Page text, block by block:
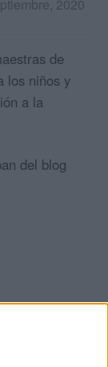
2020
de
los niños y
a la
del blog